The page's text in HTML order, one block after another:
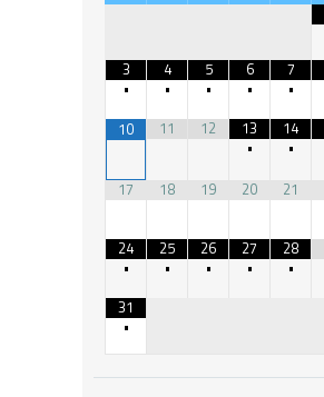
3
•
4
•
5
•
6
•
7
•
10 11 12
13
•
14
•
17
18 19 20 21
24
•
25
•
26
•
27
•
28
•
31
•